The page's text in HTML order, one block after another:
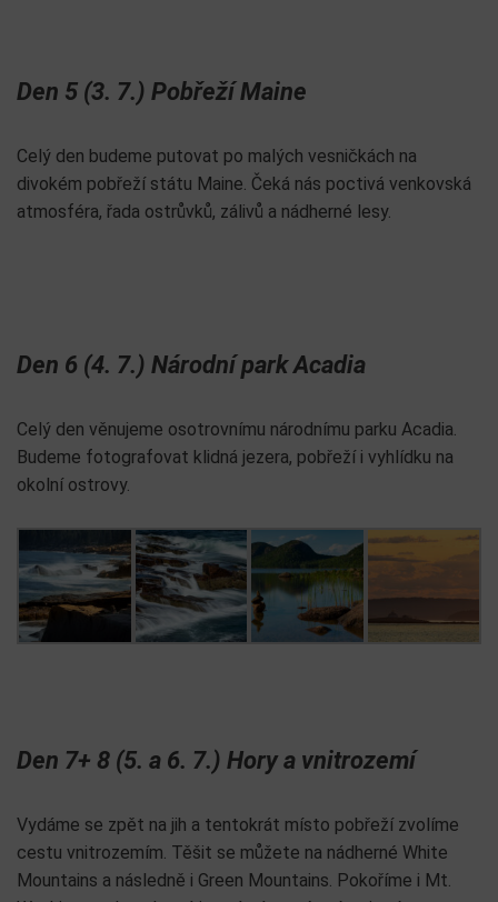
Den 5 (3. 7.) Pobřeží Maine
Celý den budeme putovat po malých vesničkách na
divokém pobřeží státu Maine. Čeká nás poctivá venkovská
atmosféra, řada ostrůvků, zálivů a nádherné lesy.
Den 6 (4. 7.) Národní park Acadia
Celý den věnujeme osotrovnímu národnímu parku Acadia.
Budeme fotografovat klidná jezera, pobřeží i vyhlídku na
okolní ostrovy.
Den 7+ 8 (5. a 6. 7.) Hory a vnitrozemí
Vydáme se zpět na jih a tentokrát místo pobřeží zvolíme
cestu vnitrozemím. Těšit se můžete na nádherné White
Mountains a následně i Green Mountains. Pokoříme i Mt.